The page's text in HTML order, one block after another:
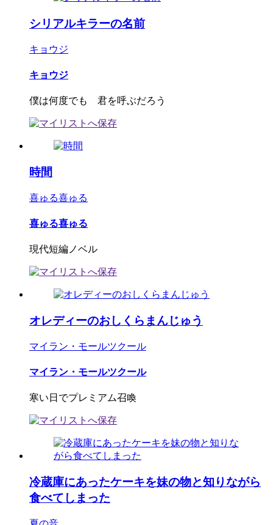
シリアルキラーの名前
キョウジ
キョウジ
僕は何度でも 君を呼ぶだろう
時間
喜ゅる喜ゅる
喜ゅる喜ゅる
現代短編ノベル
オレディーのおしくらまんじゅう
マイラン・モールツクール
マイラン・モールツクール
寒い日でプレミアム召喚
冷蔵庫にあったケーキを妹の物と知りながら
食べてしまった